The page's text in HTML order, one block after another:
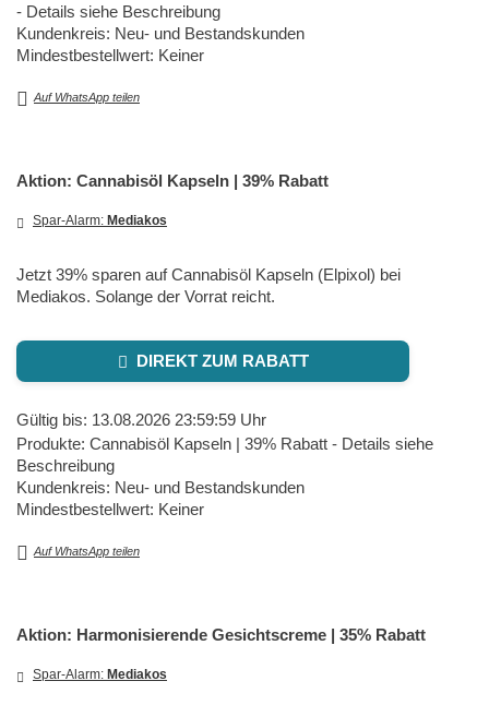
- Details siehe Beschreibung
Kundenkreis: Neu- und Bestandskunden
Mindestbestellwert: Keiner
Auf WhatsApp teilen
Aktion: Cannabisöl Kapseln | 39% Rabatt
Spar-Alarm: Mediakos
Jetzt 39% sparen auf Cannabisöl Kapseln (Elpixol) bei
Mediakos. Solange der Vorrat reicht.
DIREKT ZUM RABATT
Gültig bis: 13.08.2026 23:59:59 Uhr
Produkte: Cannabisöl Kapseln | 39% Rabatt - Details siehe
Beschreibung
Kundenkreis: Neu- und Bestandskunden
Mindestbestellwert: Keiner
Auf WhatsApp teilen
Aktion: Harmonisierende Gesichtscreme | 35% Rabatt
Spar-Alarm: Mediakos